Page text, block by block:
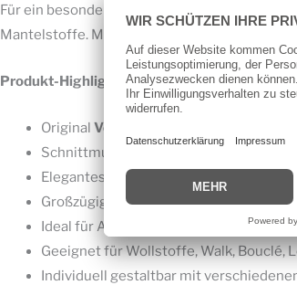
Für ein besonders schönes Ergebnis eignen
Mantelstoffe. Mit verschiedenen Farben,
Produkt-Highlights:
Original Vogue Schnittmuster V9288
Schnittmuster für
Elegantes und außergewöhnliches
Großzügige Schnittführung für hohen
Ideal für Alltag, festliche Anlässe und
Geeignet für Wollstoffe, Walk, Bouclé,
Individuell gestaltbar mit